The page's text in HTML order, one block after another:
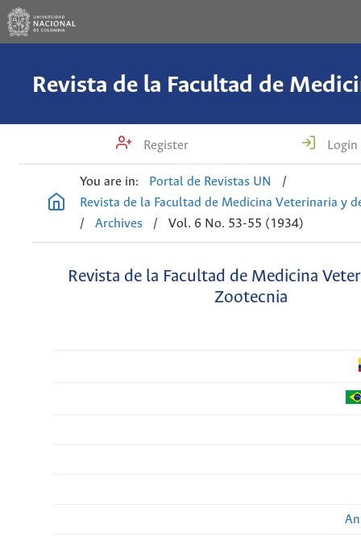
Register Login
You are in: Portal de Revistas UN
/
Revista de la Facultad de Medicina Veterinaria y
/
Archives / Vol. 6 No. 53-55 (1934)
Revista de la Facultad de Medicina
Zootecnia